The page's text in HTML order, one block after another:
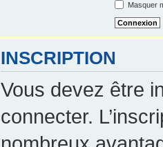
Masquer
INSCRIPTION
Vous devez être
connecter.